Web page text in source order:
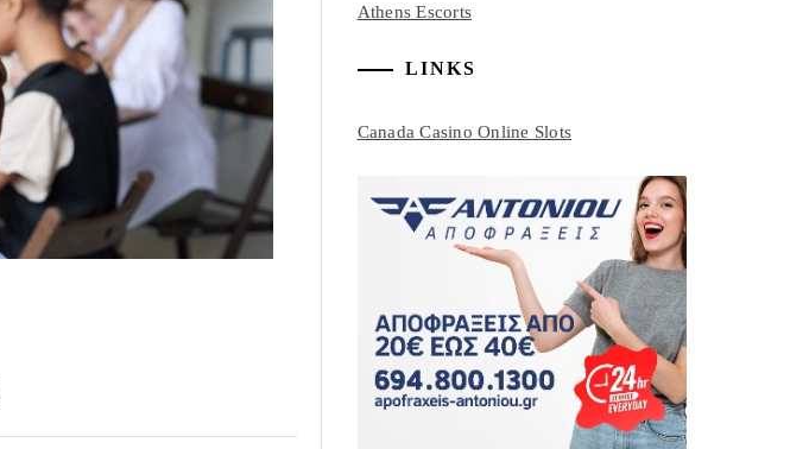
Athens Escorts
LINKS
Canada Casino Online Slots